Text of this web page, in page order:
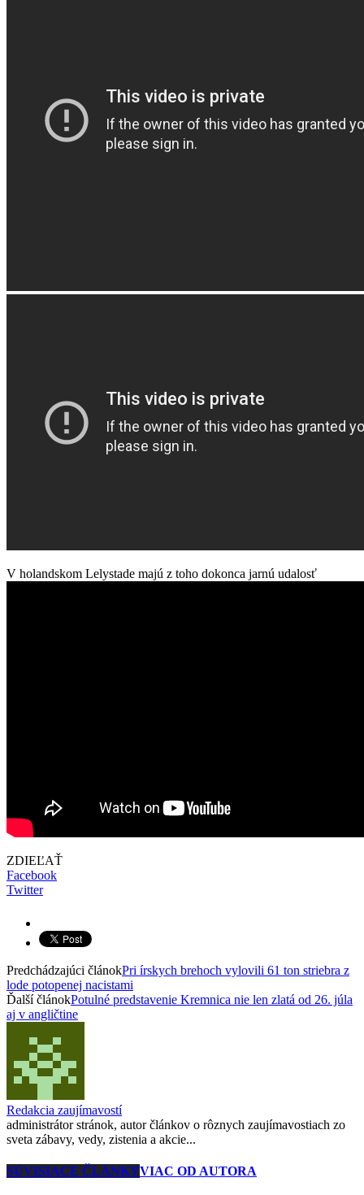
V holandskom Lelystade majú z toho dokonca jarnú udalosť
ZDIEĽAŤ
Facebook
Twitter
Predchádzajúci článokPri írskych brehoch vylovili 61 ton striebra z
lode potopenej nacistami
Ďalší článokPotulné predstavenie Kremnica nie len zlatá od 26. júla
aj v angličtine
Redakcia zaujímavostí
administrátor stránok, autor článkov o rôznych zaujímavostiach zo
sveta zábavy, vedy, zistenia a akcie...
SÚVISIACE ČLÁNKYVIAC OD AUTORA